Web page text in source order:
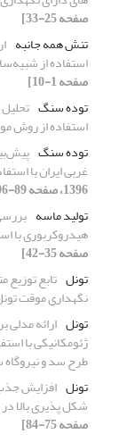
صفحه 25-33]
تنش همه جانبه
استفاده از
صفحه 1-10]
توده سنگ
استفاده از روش
توده سنگ
غربی ایران با
1396، صفحه 89-96]
تولید ماسه
هیدروکربوری با
صفحه 35-42]
تونل تابع
نگهداری موقت
تونل ارائه مدلی
ژئومکانیکی با
طرح سد و
تونل افزایش جذب
شکل پذیری بالا
صفحه 75-84]